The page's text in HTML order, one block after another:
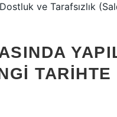
ve Tarafsızlık
TARIHTE